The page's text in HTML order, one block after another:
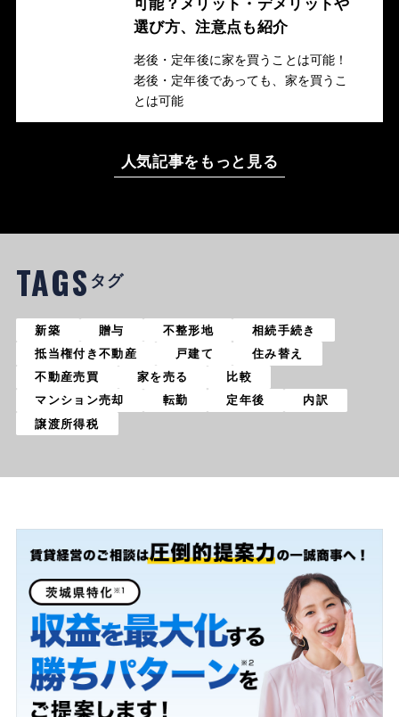
可能？メリット・デメリットや
選び方、注意点も紹介
老後・定年後に家を買うことは可能！
老後・定年後であっても、家を買うこ
とは可能
人気記事をもっと見る
TAGS タグ
新築 贈与 不整形地
相続手続き
抵当権付き不動産
戸建て
住み替え
不動産売買
家を売る
比較
マンション売却
転勤 定年後
内訳
譲渡所得税